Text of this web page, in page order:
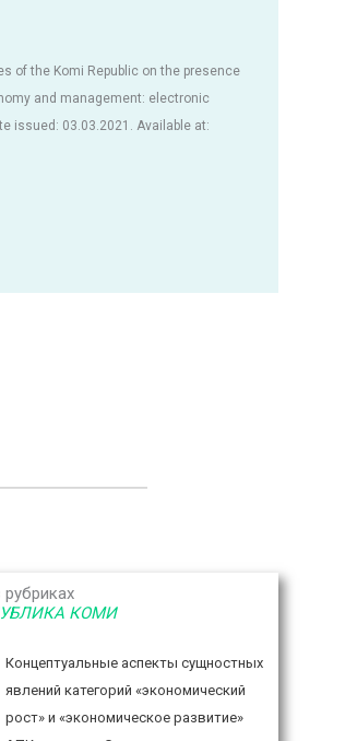
of the Komi Republic on the presence
and management: electronic
issued: 03.03.2021. Available at:
КОМИ
Концептуальные аспекты сущностных
явлений категорий «экономический
рост» и «экономическое развитие»